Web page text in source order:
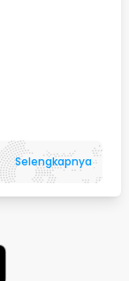
Selengkapnya